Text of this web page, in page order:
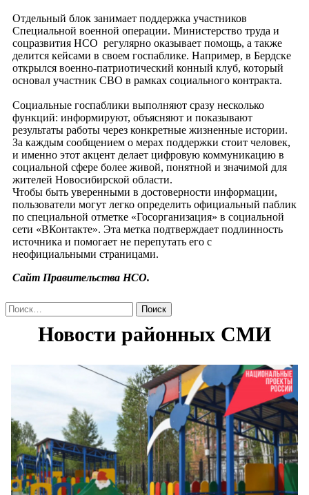
Отдельный блок занимает поддержка участников
Специальной военной операции. Министерство труда и
соцразвития НСО регулярно оказывает помощь, а также
делится кейсами в своем госпаблике. Например, в Бердске
открылся военно-патриотический конный клуб, который
основал участник СВО в рамках социального контракта.
Социальные госпаблики выполняют сразу несколько
функций: информируют, объясняют и показывают
результаты работы через конкретные жизненные истории.
За каждым сообщением о мерах поддержки стоит человек,
и именно этот акцент делает цифровую коммуникацию в
социальной сфере более живой, понятной и значимой для
жителей Новосибирской области.
Чтобы быть уверенными в достоверности информации,
пользователи могут легко определить официальный паблик
по специальной отметке «Госорганизация» в социальной
сети «ВКонтакте». Эта метка подтверждает подлинность
источника и помогает не перепутать его с
неофициальными страницами.
Сайт Правительства НСО.
Найти: